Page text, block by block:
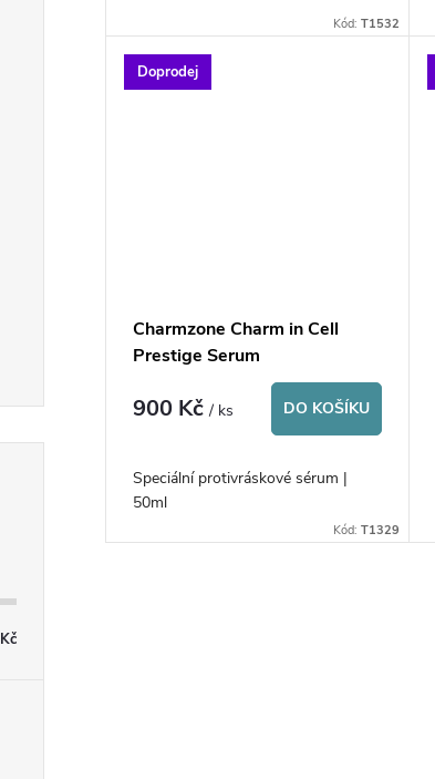
Kč
u
k
Kód:T1532
Doprodej
Charmzone Charm in Cell
Prestige Serum
900 Kč/ ks DO KOŠÍKU
Speciální protivráskové sérum |
50ml
Kód:T1329